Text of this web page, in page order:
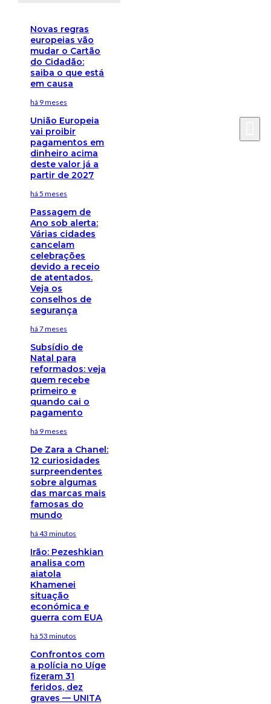
Novas regras
europeias vão
mudar o Cartão
do Cidadão:
saiba o que está
em causa
há 9 meses
União Europeia
vai proibir
pagamentos em
dinheiro acima
deste valor já a
partir de 2027
há 5 meses
Passagem de
Ano sob alerta:
Várias cidades
cancelam
celebrações
devido a receio
de atentados.
Veja os
conselhos de
segurança
há 7 meses
Subsídio de
Natal para
reformados: veja
quem recebe
primeiro e
quando cai o
pagamento
há 9 meses
De Zara a Chanel:
12 curiosidades
surpreendentes
sobre algumas
das marcas mais
famosas do
mundo
há 43 minutos
Irão: Pezeshkian
analisa com
aiatola
Khamenei
situação
económica e
guerra com EUA
há 53 minutos
Confrontos com
a polícia no Uíge
fizeram 31
feridos, dez
graves — UNITA